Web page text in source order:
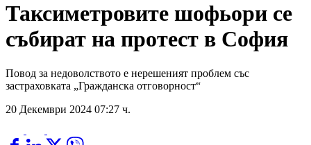
Таксиметровите шофьори се
събират на протест в София
Повод за недоволството е нерешеният проблем със
застраховката „Гражданска отговорност“
20 Декември 2024 07:27 ч.